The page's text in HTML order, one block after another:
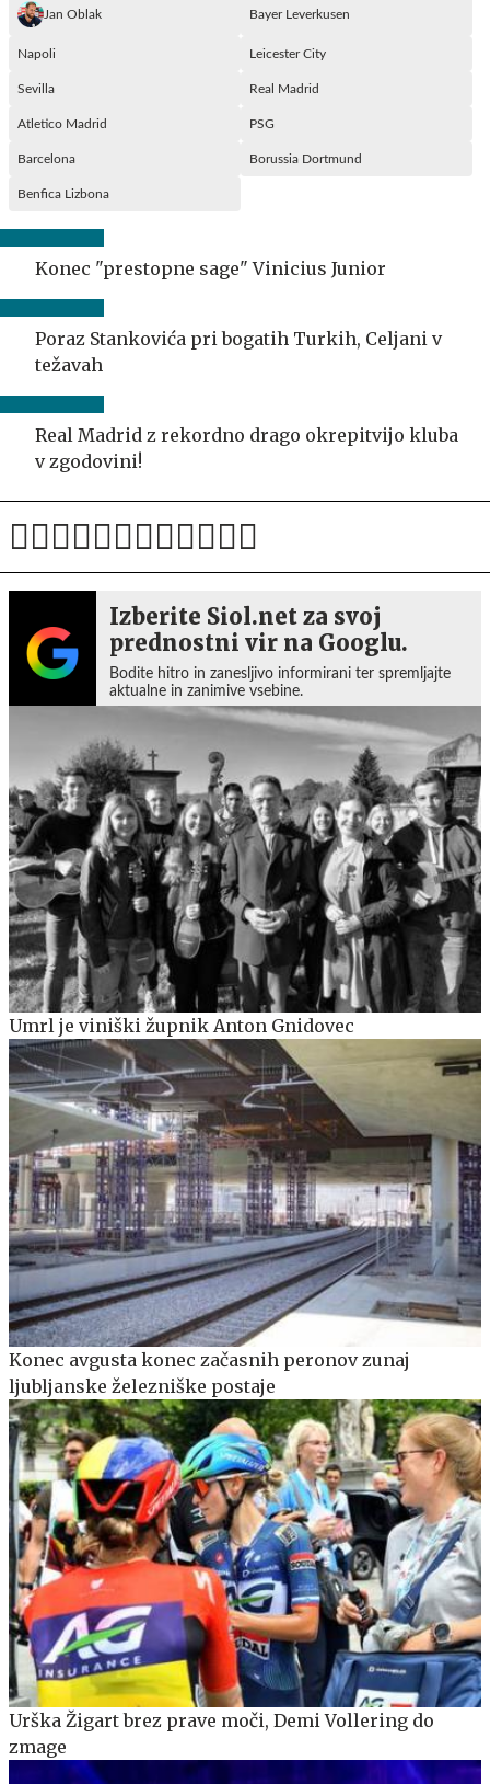
Jan Oblak Bayer Leverkusen
Napoli Leicester City
Sevilla Real Madrid
Atletico Madrid PSG
Barcelona Borussia Dortmund
Benfica Lizbona
Konec "prestopne sage" Vinicius Junior
Poraz Stankovića pri bogatih Turkih, Celjani v
težavah
Real Madrid z rekordno drago okrepitvijo kluba
v zgodovini!
Izberite Siol.net za svoj
prednostni vir na Googlu.
Bodite hitro in zanesljivo informirani ter spremljajte
aktualne in zanimive vsebine.
Umrl je viniški župnik Anton Gnidovec
Konec avgusta konec začasnih peronov zunaj
ljubljanske železniške postaje
Urška Žigart brez prave moči, Demi Vollering do
zmage